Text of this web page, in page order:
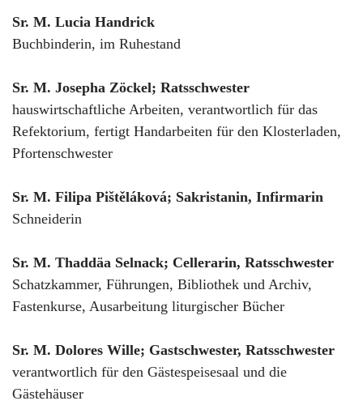
Sr. M. Lucia Handrick
Buchbinderin, im Ruhestand
Sr. M. Josepha Zöckel; Ratsschwester
hauswirtschaftliche Arbeiten, verantwortlich für das
Refektorium, fertigt Handarbeiten für den Klosterladen,
Pfortenschwester
Sr. M. Filipa Pištěláková; Sakristanin, Infirmarin
Schneiderin
Sr. M. Thaddäa Selnack; Cellerarin, Ratsschwester
Schatzkammer, Führungen, Bibliothek und Archiv,
Fastenkurse, Ausarbeitung liturgischer Bücher
Sr. M. Dolores Wille; Gastschwester, Ratsschwester
verantwortlich für den Gästespeisesaal und die
Gästehäuser